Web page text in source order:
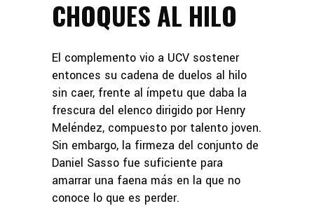
CHOQUES AL HILO
El complemento vio a UCV sostener
entonces su cadena de duelos al hilo
sin caer, frente al ímpetu que daba la
frescura del elenco dirigido por Henry
Meléndez, compuesto por talento joven.
Sin embargo, la firmeza del conjunto de
Daniel Sasso fue suficiente para
amarrar una faena más en la que no
conoce lo que es perder.